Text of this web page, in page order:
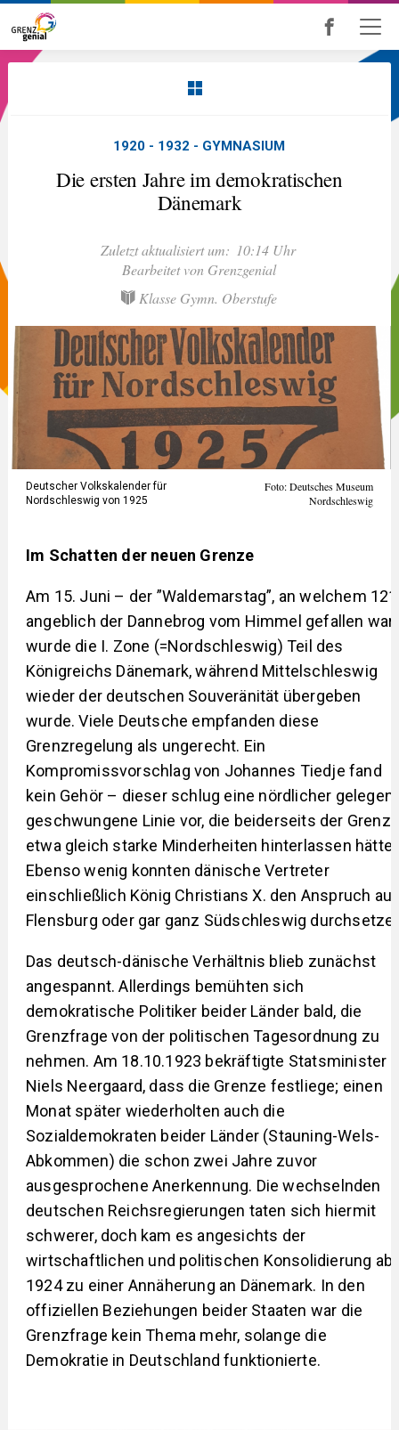
Skip
to
content
1920 - 1932 - GYMNASIUM
Die ersten Jahre im demokratischen
Dänemark
Zuletzt aktualisiert um: 10:14 Uhr
Bearbeitet von Grenzgenial
Klasse Gymn. Oberstufe
Deutscher Volkskalender für
Nordschleswig von 1925
Foto: Deutsches Museum
Nordschleswig
Im Schatten der neuen Grenze
Am 15. Juni – der ”Waldemarstag”, an welchem
angeblich der Dannebrog vom Himmel gefallen war
wurde die I. Zone (=Nordschleswig) Teil des
Königreichs Dänemark, während Mittelschleswig
wieder der deutschen Souveränität übergeben
wurde. Viele Deutsche empfanden diese
Grenzregelung als ungerecht. Ein
Kompromissvorschlag von Johannes Tiedje fand
kein Gehör – dieser schlug eine nördlicher
geschwungene Linie vor, die beiderseits der Grenze
etwa gleich starke Minderheiten hinterlassen hätte.
Ebenso wenig konnten dänische Vertreter
einschließlich König Christians X. den Anspruch auf
Flensburg oder gar ganz Südschleswig
Das deutsch-dänische Verhältnis blieb zunächst
angespannt. Allerdings bemühten sich
demokratische Politiker beider Länder bald, die
Grenzfrage von der politischen Tagesordnung zu
nehmen. Am 18.10.1923 bekräftigte Statsminister
Niels Neergaard, dass die Grenze festliege; einen
Monat später wiederholten auch die
Sozialdemokraten beider Länder (Stauning-Wels-
Abkommen) die schon zwei Jahre zuvor
ausgesprochene Anerkennung. Die wechselnden
deutschen Reichsregierungen taten sich hiermit
schwerer, doch kam es angesichts der
wirtschaftlichen und politischen Konsolidierung ab
1924 zu einer Annäherung an Dänemark. In den
offiziellen Beziehungen beider Staaten war die
Grenzfrage kein Thema mehr, solange die
Demokratie in Deutschland funktionierte.